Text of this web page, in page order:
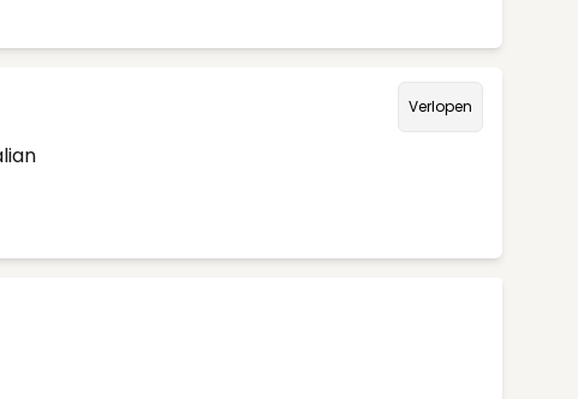
Verlopen